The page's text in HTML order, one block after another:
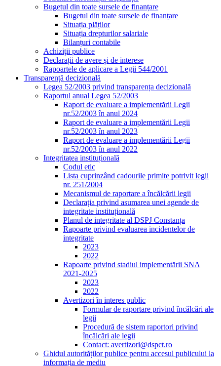
Bugetul din toate sursele de finanțare
Bugetul din toate sursele de finanțare
Situația plăților
Situația drepturilor salariale
Bilanțuri contabile
Achiziții publice
Declarații de avere și de interese
Rapoartele de aplicare a Legii 544/2001
Transparență decizională
Legea 52/2003 privind transparența decizională
Raportul anual Legea 52/2003
Raport de evaluare a implementării Legii
nr.52/2003 în anul 2024
Raport de evaluare a implementării Legii
nr.52/2003 în anul 2023
Raport de evaluare a implementării Legii
nr.52/2003 în anul 2022
Integritatea instituțională
Codul etic
Lista cuprinzând cadourile primite potrivit legii
nr. 251/2004
Mecanismul de raportare a încălcării legii
Declarația privind asumarea unei agende de
integritate instituțională
Planul de integritate al DSPJ Constanța
Rapoarte privind evaluarea incidentelor de
integritate
2023
2022
Rapoarte privind stadiul implementării SNA
2021-2025
2023
2022
Avertizori în interes public
Formular de raportare privind încălcări ale
legii
Procedură de sistem raportori privind
încălcări ale legii
Contact: avertizori@dspct.ro
Ghidul autorităților publice pentru accesul publicului la
informația de mediu